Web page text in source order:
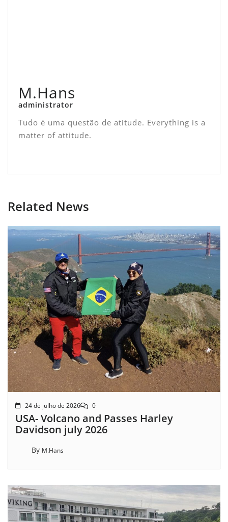
M.Hans
administrator
Tudo é uma questão de atitude. Everything is a
matter of attitude.
Related News
24 de julho de 2026 0
USA- Volcano and Passes Harley
Davidson july 2026
By M.Hans